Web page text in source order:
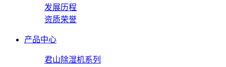
发展历程
资质荣誉
产品中心
君山除湿机系列